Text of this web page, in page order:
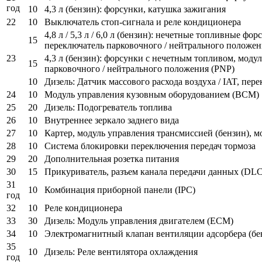
год
10
4,3 л (бензин): форсунки, катушка зажигания
22
10 Выключатель стоп-сигнала и реле кондиционера
23
15
4,8 л / 5,3 л / 6,0 л (бензин): нечетные топливные
переключатель парковочного / нейтрального
15
4,3 л (бензин): форсунки с нечетным топливом,
парковочного / нейтрального положения (PNP)
10
Дизель: Датчик массового расхода воздуха / IAT,
24
10
Модуль управления кузовным оборудованием (BCM)
25
20
Дизель: Подогреватель топлива
26
10
Внутреннее зеркало заднего вида
27
10
Картер, модуль управления трансмиссией (бензин),
28
10
Система блокировки переключения передач тормоза
29
20
Дополнительная розетка питания
30
15
Прикуриватель, разъем канала передачи данных
31
год
10
Комбинация приборной панели (IPC)
32
10
Реле кондиционера
33
30
Дизель: Модуль управления двигателем (ЕСМ)
34
10
Электромагнитный клапан вентиляции адсорбера
35
год
10 Дизель: Реле вентилятора охлаждения